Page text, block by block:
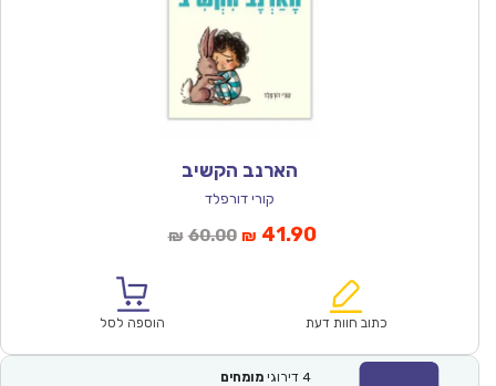
הארנב הקשיב
קורי דורפלד
₪ 60.00המחיר
₪60.00.
₪ 41.90המחיר
הוא:
כתוב חוות דעת הוספה לסל
4 דירוגי מומחים